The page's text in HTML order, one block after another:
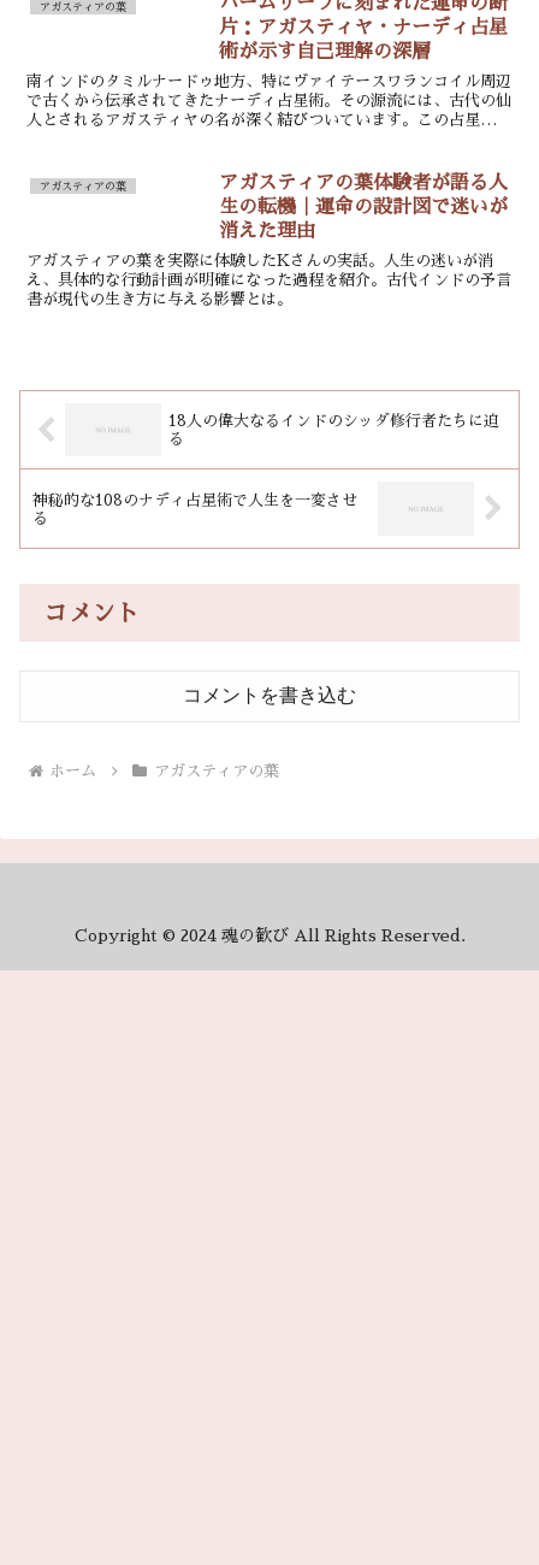
アガスティアの葉
片：アガスティヤ・ナーディ占星
術が示す自己理解の深層
南インドのタミルナードゥ地方、特にヴァイテースワランコイル周辺
で古くから伝承されてきたナーディ占星術。その源流には、古代の仙
人とされるアガスティヤの名が深く結びついています。この占星術
アガスティアの葉
アガスティアの葉体験者が語る人
生の転機｜運命の設計図で迷いが
消えた理由
アガスティアの葉を実際に体験したKさんの実話。人生の迷いが消
え、具体的な行動計画が明確になった過程を紹介。古代インドの予言
書が現代の生き方に与える影響とは。
18人の偉大なるインドのシッダ修行者たちに迫
る
神秘的な108のナディ占星術で人生を一変させ
る
コメント
コメントを書き込む
ホーム アガスティアの葉
Copyright © 2024 魂の歓び All Rights Reserved.